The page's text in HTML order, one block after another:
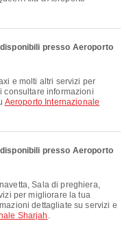
presso Aeroporto
consultare informazioni
Aeroporto Internazionale
presso Aeroporto
per migliorare la tua
dettagliate su servizi e
Sharjah .